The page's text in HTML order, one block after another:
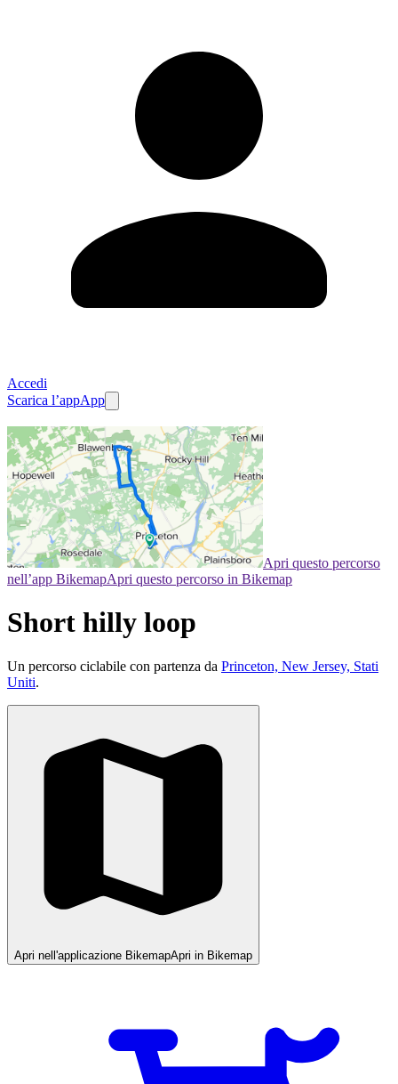
Accedi
Scarica l’appApp
Apri questo percorso
nell’app BikemapApri questo percorso in Bikemap
Short hilly loop
Un percorso ciclabile con partenza da Princeton, New Jersey, Stati
Uniti.
Apri nell'applicazione BikemapApri in Bikemap